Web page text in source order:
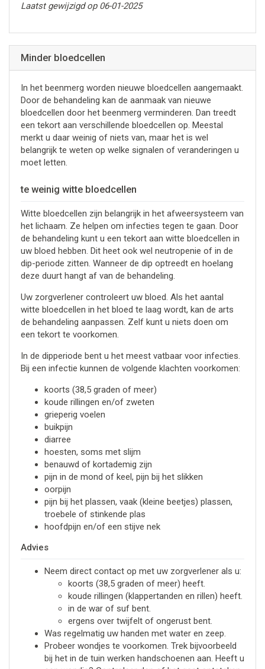
Laatst gewijzigd op 06-01-2025
Minder bloedcellen
In het beenmerg worden nieuwe bloedcellen aangemaakt.
Door de behandeling kan de aanmaak van nieuwe
bloedcellen door het beenmerg verminderen. Dan treedt
een tekort aan verschillende bloedcellen op. Meestal
merkt u daar weinig of niets van, maar het is wel
belangrijk te weten op welke signalen of veranderingen u
moet letten.
te weinig witte bloedcellen
Witte bloedcellen zijn belangrijk in het afweersysteem van
het lichaam. Ze helpen om infecties tegen te gaan. Door
de behandeling kunt u een tekort aan witte bloedcellen in
uw bloed hebben. Dit heet ook wel neutropenie of in de
dip-periode zitten. Wanneer de dip optreedt en hoelang
deze duurt hangt af van de behandeling.
Uw zorgverlener controleert uw bloed. Als het aantal
witte bloedcellen in het bloed te laag wordt, kan de arts
de behandeling aanpassen. Zelf kunt u niets doen om
een tekort te voorkomen.
In de dipperiode bent u het meest vatbaar voor infecties.
Bij een infectie kunnen de volgende klachten voorkomen:
koorts (38,5 graden of meer)
koude rillingen en/of zweten
grieperig voelen
buikpijn
diarree
hoesten, soms met slijm
benauwd of kortademig zijn
pijn in de mond of keel, pijn bij het slikken
oorpijn
pijn bij het plassen, vaak (kleine beetjes) plassen,
troebele of stinkende plas
hoofdpijn en/of een stijve nek
Advies
Neem direct contact op met uw zorgverlener als u:
koorts (38,5 graden of meer) heeft.
koude rillingen (klappertanden en rillen) heeft.
in de war of suf bent.
ergens over twijfelt of ongerust bent.
Was regelmatig uw handen met water en zeep.
Probeer wondjes te voorkomen. Trek bijvoorbeeld
bij het in de tuin werken handschoenen aan. Heeft u